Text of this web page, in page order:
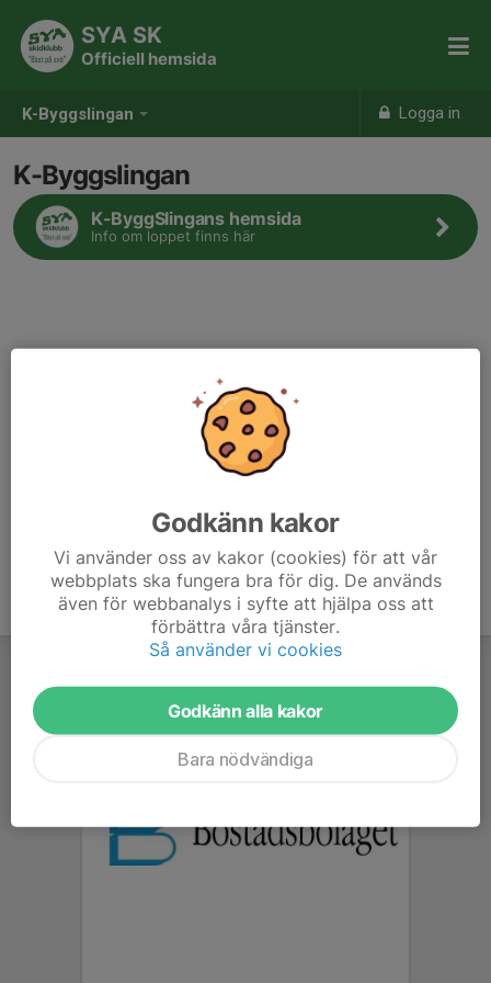
K-Byggslingan Logga in
SYA SK
Officiell hemsida
K-Byggslingan
K-ByggSlingans hemsida
Info om loppet finns här
Godkänn kakor
Vi använder oss av kakor (cookies) för att vår
webbplats ska fungera bra för dig. De används
även för webbanalys i syfte att hjälpa oss att
förbättra våra tjänster.
Så använder vi cookies
Godkänn alla kakor
Bara nödvändiga